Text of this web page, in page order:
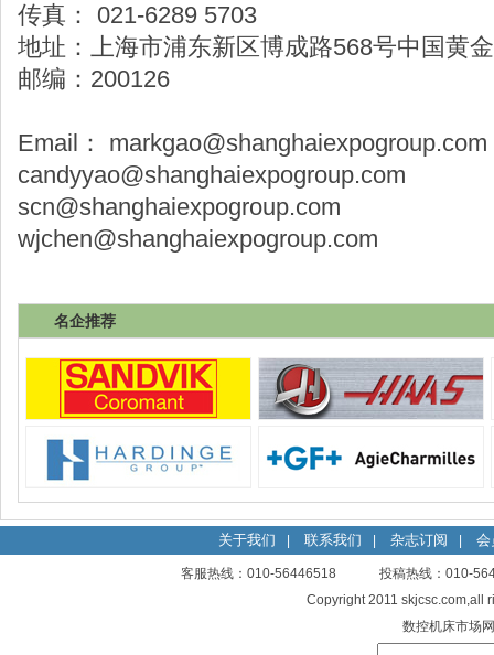
传真： 021-6289 5703
地址：上海市浦东新区博成路568号中国黄
邮编：200126
Email： markgao@shanghaiexpogroup.com
candyyao@shanghaiexpogroup.com
scn@shanghaiexpogroup.com
wjchen@shanghaiexpogroup.com
名企推荐
关于我们 联系我们 杂志订阅 会
客服热线：010-56446518 投稿热线：
Copyright 2011
数控机床市场网